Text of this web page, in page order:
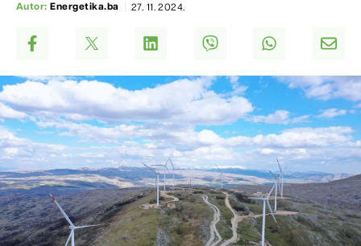
Autor: Energetika.ba 27. 11. 2024.